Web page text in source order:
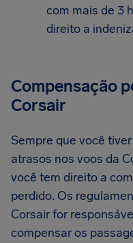
com mais de 3
direito a
Compensação
Corsair
Sempre que você
atrasos nos voos da
você tem direito a
perdido. Os
Corsair for
compensar os